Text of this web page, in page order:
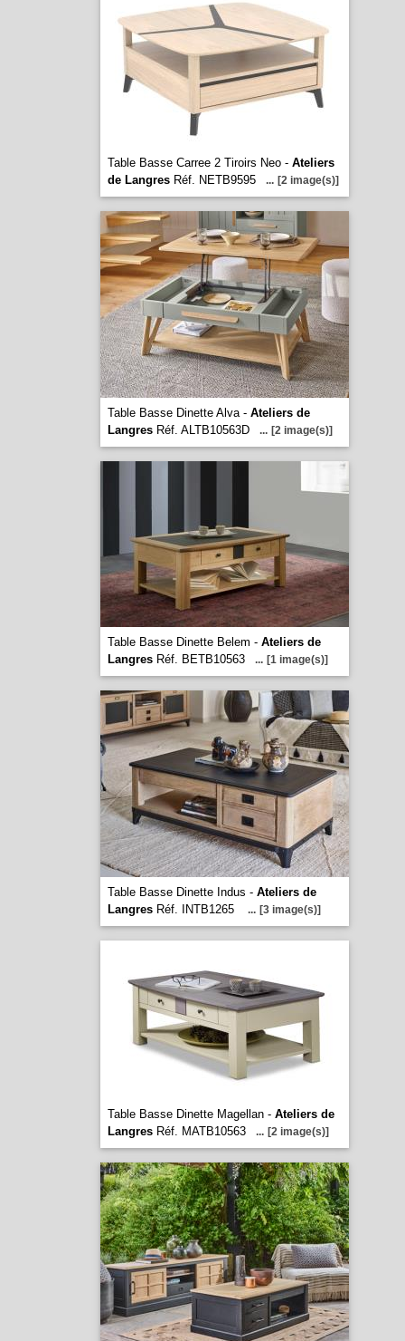
Table Basse Carree 2 Tiroirs Neo - Ateliers
de LangresRéf. NETB9595 ... [2 image(s)]
Table Basse Dinette Alva - Ateliers de
LangresRéf. ALTB10563D ... [2 image(s)]
Table Basse Dinette Belem - Ateliers de
LangresRéf. BETB10563 ... [1 image(s)]
Table Basse Dinette Indus - Ateliers de
LangresRéf. INTB1265 ... [3 image(s)]
Table Basse Dinette Magellan - Ateliers de
LangresRéf. MATB10563 ... [2 image(s)]